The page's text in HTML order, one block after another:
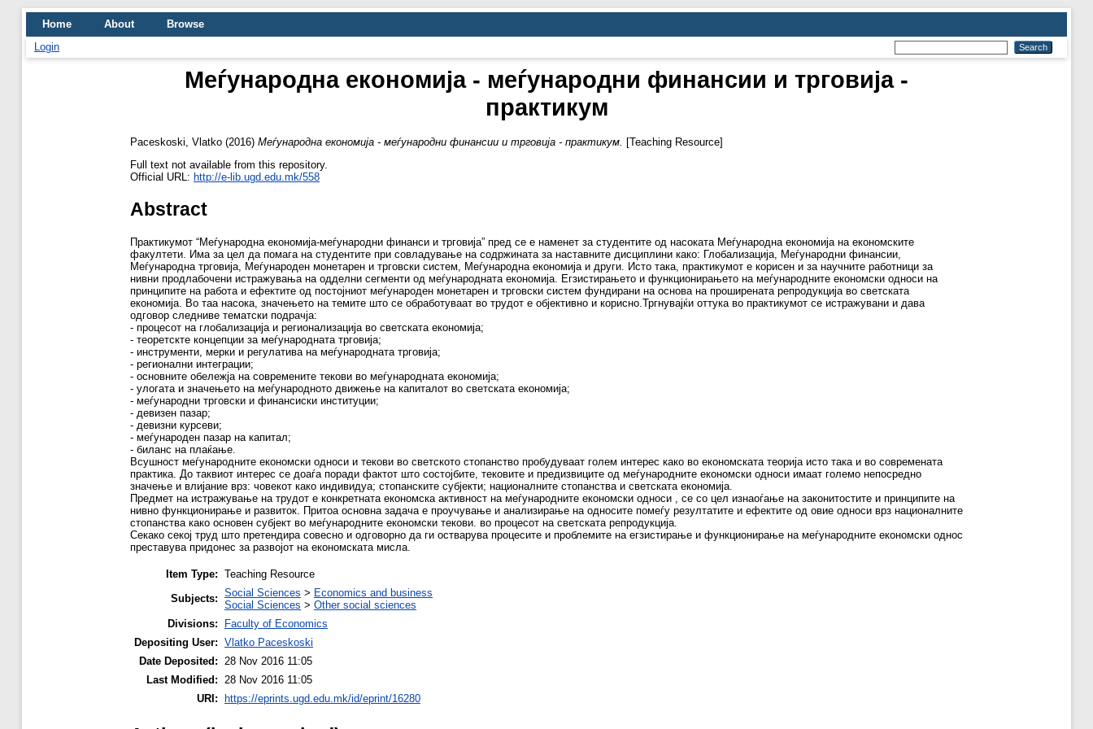
Home About
Browse
Login
Меѓународна економија - меѓународни финансии и трговија -
практикум
Paceskoski, Vlatko (2016) Меѓународна економија - меѓународни финансии и трговија - практикум.
[Teaching Resource]
Full text not available from this repository.
Official URL: http://e-lib.ugd.edu.mk/558
Abstract
Практикумот “Меѓународна економија-меѓународни финанси и трговија” пред се е наменет за студентите од насоката Меѓународна економија на економските
факултети. Има за цел да помага на студентите при совладување на содржината за наставните дисциплини како: Глобализација, Меѓународни финансии,
Меѓународна трговија, Меѓународен монетарен и трговски систем, Меѓународна економија и други. Исто така, практикумот е корисен и за научните работници за
нивни продлабочени истражувања на одделни сегменти од меѓународната економија. Егзистирањето и функционирањето на меѓународните економски односи на
принципите на работа и ефектите од постојниот меѓународен монетарен и трговски систем фундирани на основа на проширената репродукција во светската
економија. Во таа насока, значењето на темите што се обработуваат во трудот е објективно и корисно.Тргнувајќи оттука во практикумот се истражувани и дава
одговор следниве тематски подрачја:
- процесот на глобализација и регионализација во светската економија;
- теоретскте концепции за меѓународната трговија;
- инструменти, мерки и регулатива на меѓународната трговија;
- регионални интеграции;
- основните обележја на современите текови во меѓународната економија;
- улогата и значењето на меѓународното движење на капиталот во светската економија;
- меѓународни трговски и финансиски институции;
- девизен пазар;
- девизни курсеви;
- меѓународен пазар на капитал;
- биланс на плаќање.
Всушност меѓународните економски односи и текови во светското стопанство пробудуваат голем интерес како во економската теорија исто така и во современата
практика. До таквиот интерес се доаѓа поради фактот што состојбите, тековите и предизвиците од меѓународните економски односи имаат големо непосредно
значење и влијание врз: човекот како индивидуа; стопанските субјекти; националните стопанства и светската економија.
Предмет на истражување на трудот е конкретната економска активност на меѓународните економски односи , се со цел изнаоѓање на законитостите и принципите на
нивно функционирање и развиток. Притоа основна задача е проучување и анализирање на односите помеѓу резултатите и ефектите од овие односи врз националните
стопанства како основен субјект во меѓународните економски текови. во процесот на светската репродукција.
Секако секој труд што претендира совесно и одговорно да ги остварува процесите и проблемите на егзистирање и функционирање на меѓународните економски однос
преставува придонес за развојот на економската мисла.
Item Type: Teaching Resource
Subjects: Social Sciences > Economics and business
Social Sciences > Other social sciences
Divisions:
Faculty of Economics
Depositing User: Vlatko Paceskoski
Date Deposited:
28 Nov 2016 11:05
Last Modified:
28 Nov 2016 11:05
URI: https://eprints.ugd.edu.mk/id/eprint/16280